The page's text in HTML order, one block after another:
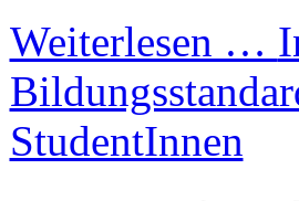
Weiterlesen …
StudentInnen